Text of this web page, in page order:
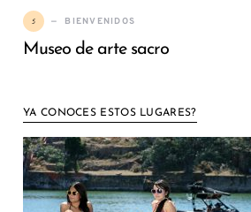
5 BIENVENIDOS
Museo de arte sacro
YA CONOCES ESTOS LUGARES?